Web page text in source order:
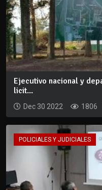
Ejecutivo nacional y
licit...
Dec 30 2022 1806
POLICIALES Y JUDICIALES